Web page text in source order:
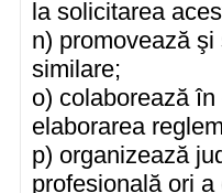
la solicitarea
n) promovează
similare;
o) colaborează
elaborarea
p) organizează
profesională ori